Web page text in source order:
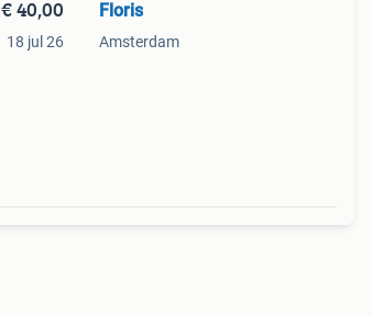
€ 40,00
18 jul 26
Floris
Amsterdam